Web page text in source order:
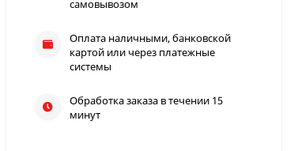
самовывозом
Оплата наличными, банковской
картой или через платежные
системы
Обработка заказа в течении 15
минут